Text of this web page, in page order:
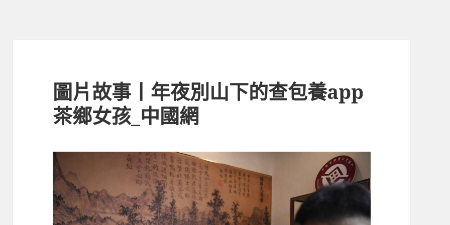
圖片故事丨年夜別山下的查包養app
茶鄉女孩_中國網